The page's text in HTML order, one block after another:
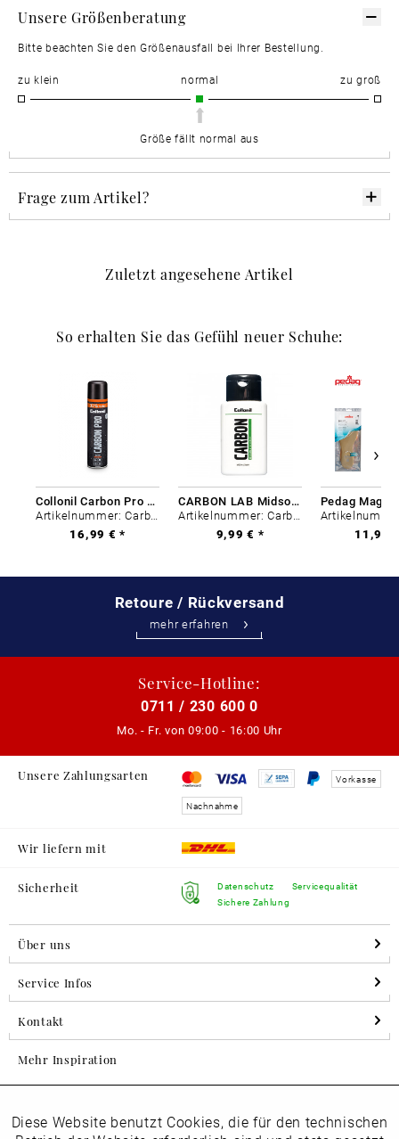
Unsere Größenberatung
Bitte beachten Sie den Größenausfall bei Ihrer Bestellung.
zu klein normal zu groß
Größe fällt normal aus
Frage zum Artikel?
Zuletzt angesehene Artikel
So erhalten Sie das Gefühl neuer Schuhe:
Collonil Carbon Pro 400 ml
Artikelnummer: Carbon-0
16,99 € *
CARBON LAB Midsole Cleaner
Artikelnummer: Carbon-0
9,99 € *
11,99
Retoure / Rückversand
mehr erfahren
Service-Hotline:
0711 / 230 600 0
Mo. - Fr. von 09:00 - 16:00 Uhr
Unsere Zahlungsarten Vorkasse
Nachnahme
Wir liefern mit
Sicherheit
Datenschutz
Sichere Zahlung
Servicequalität
Über uns
Service Infos
Kontakt
Mehr Inspiration
Folgen Sie uns auf Instagram
Funktionale Aktiv
Diese Website benutzt Cookies, die für den technischen